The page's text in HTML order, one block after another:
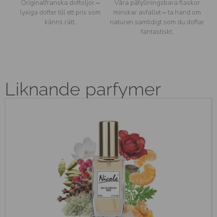
Originalfranska doftoljor –
lyxiga dofter till ett pris som
känns rätt.
Våra påfyllningsbara flaskor
minskar avfallet – ta hand om
naturen samtidigt som du doftar
fantastiskt.
Liknande parfymer